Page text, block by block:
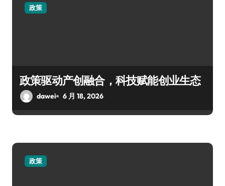
政策
政策驱动产创融合，科技赋能创业生态
dawei 6 月 18, 2026
政策